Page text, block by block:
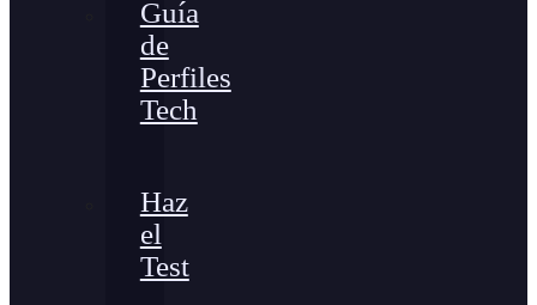
Guía
de
Perfiles
Tech
Haz
el
Test